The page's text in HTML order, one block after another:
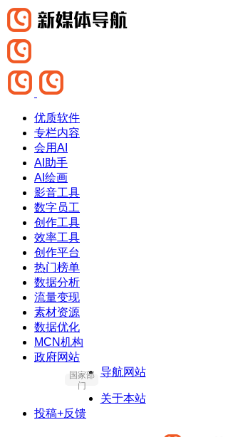
优质软件
专栏内容
会用AI
AI助手
AI绘画
影音工具
数字员工
创作工具
效率工具
创作平台
热门榜单
数据分析
流量变现
素材资源
数据优化
MCN机构
政府网站
国家部
门
导航网站
关于本站
投稿+反馈